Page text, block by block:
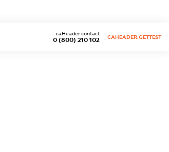
0 (800) 210 102
caHeader.contact
CAHEADER.GETTEST